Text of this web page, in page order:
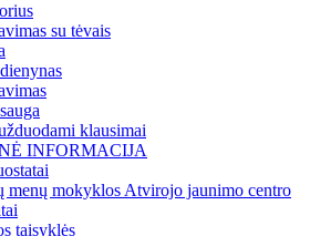
su tėvais
klausimai
INFORMACIJA
menų mokyklos Atvirojo jaunimo centro
taisyklės